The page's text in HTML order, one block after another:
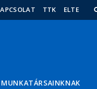
TTK ELTE
MUNKATÁRSAINKNAK